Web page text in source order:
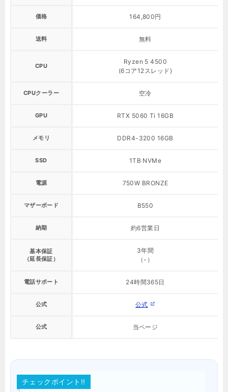
価格 164,800円
送料 無料
CPU
Ryzen 5 4500
(6コア12スレッド)
CPUクーラー 空冷
GPU RTX 5060 Ti 16GB
メモリ DDR4-3200 16GB
SSD 1TB NVMe
電源 750W BRONZE
マザーボード B550
納期 約6営業日
基本保証
（延長保証）
3年間
（-）
電話サポート 24時間365日
公式 公式
公式 当ページ
チェックポイント!!